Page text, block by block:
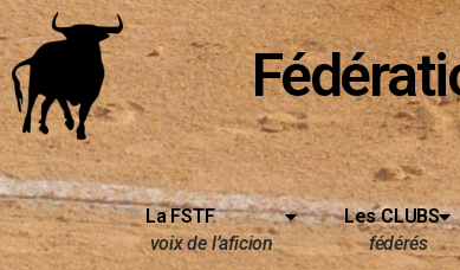
La FSTF
voix de l’aficion
Les CLUBS
fédérés